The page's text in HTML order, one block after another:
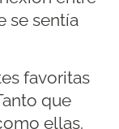
se sentía
favoritas
que
ellas.